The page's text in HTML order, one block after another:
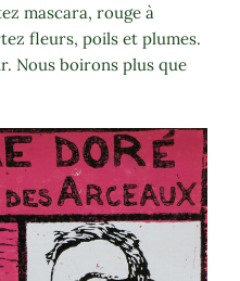
mascara, rouge à
fleurs, poils et plumes.
Nous boirons plus que